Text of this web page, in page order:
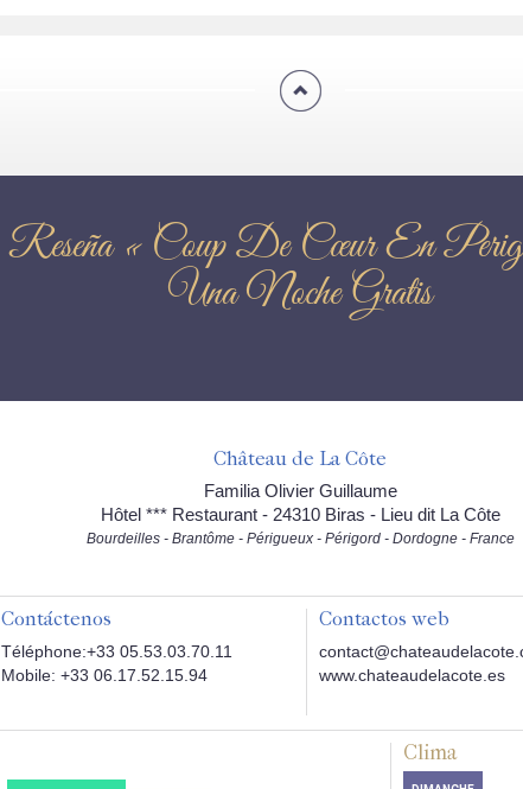
Reseña « Coup De Cœur En
Una Noche Gratis
Château de La Côte
Familia Olivier Guillaume
Hôtel *** Restaurant - 24310 Biras - Lieu dit La Côte
Bourdeilles - Brantôme - Périgueux - Périgord - Dordogne - France
Contáctenos
Téléphone:+33 05.53.03.70.11
Mobile: +33 06.17.52.15.94
Contactos web
www.chateaudelacote.es
Clima